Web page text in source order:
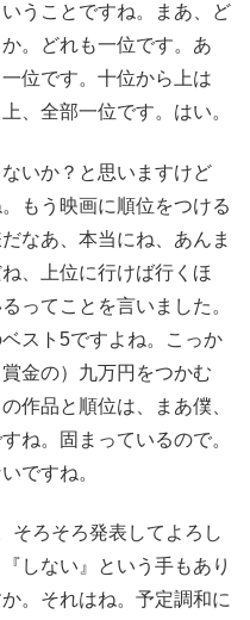
うことですね。まあ、ど
。どれも一位です。あ
位です。十位から上は
、全部一位です。はい。
いか？と思いますけど
もう映画に順位をつける
なあ、本当にね、あんま
、上位に行けば行くほ
ってことを言いました。
スト5ですよね。こっか
金の）九万円をつかむ
作品と順位は、まあ僕、
ね。固まっているので。
ですね。
そろそろ発表してよろし
しない』という手もあり
。それはね。予定調和に